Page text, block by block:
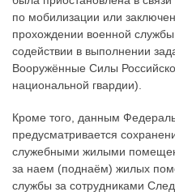
по мобилизации или
прохождении военной
содействии в выполнении
Вооружённые Силы
национальной гвардии).
Кроме того, данным
предусматривается
служебными жилыми
за наем (поднаём) жилых
службы за сотрудниками